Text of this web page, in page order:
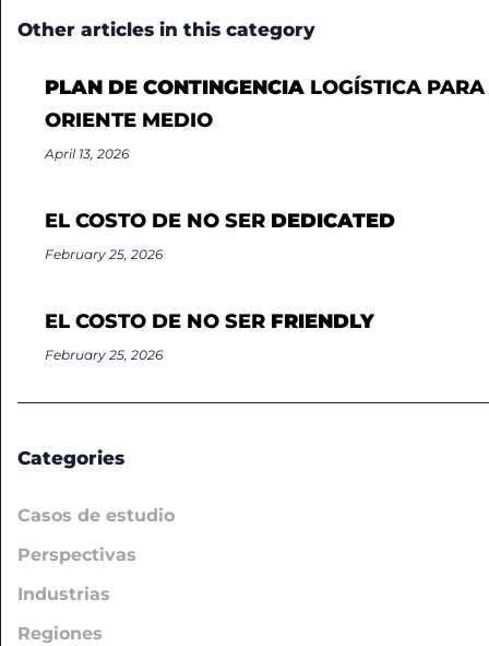
Other articles in this category
PLAN DE CONTINGENCIA LOGÍSTICA PARA
ORIENTE MEDIO
April 13, 2026
EL COSTO DE NO SER DEDICATED
February 25, 2026
EL COSTO DE NO SER FRIENDLY
February 25, 2026
Categories
Casos de estudio
Perspectivas
Industrias
Regiones